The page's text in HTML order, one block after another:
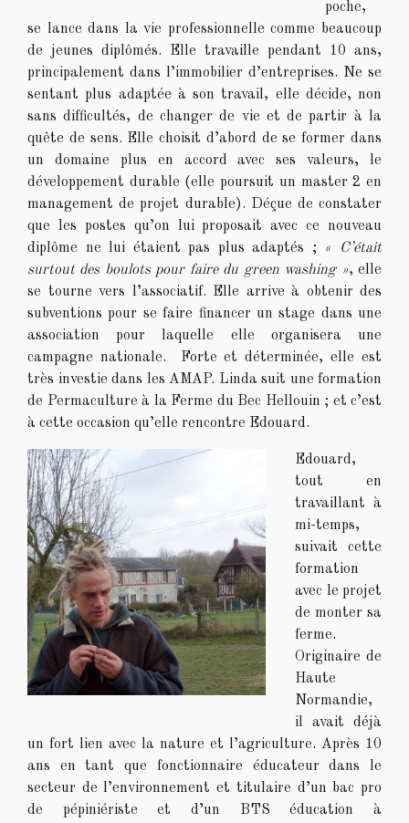
poche,
se lance dans la vie professionnelle comme beaucoup
de jeunes diplômés. Elle travaille pendant 10 ans,
principalement dans l’immobilier d’entreprises. Ne se
sentant plus adaptée à son travail, elle décide, non
sans difficultés, de changer de vie et de partir à la
quête de sens. Elle choisit d’abord de se former dans
un domaine plus en accord avec ses valeurs, le
développement durable (elle poursuit un master 2 en
management de projet durable). Déçue de constater
que les postes qu’on lui proposait avec ce nouveau
diplôme ne lui étaient pas plus adaptés ; « C’était
surtout des boulots pour faire du green washing », elle
se tourne vers l’associatif. Elle arrive à obtenir des
subventions pour se faire financer un stage dans une
association pour laquelle elle organisera une
campagne nationale. Forte et déterminée, elle est
très investie dans les AMAP. Linda suit une formation
de Permaculture à la Ferme du Bec Hellouin ; et c’est
à cette occasion qu’elle rencontre Edouard.
Edouard,
tout en
travaillant à
mi-temps,
suivait cette
formation
avec le projet
de monter sa
ferme.
Originaire de
Haute
Normandie,
il avait déjà
un fort lien avec la nature et l’agriculture. Après 10
ans en tant que fonctionnaire éducateur dans le
secteur de l’environnement et titulaire d’un bac pro
de pépiniériste et d’un BTS éducation à